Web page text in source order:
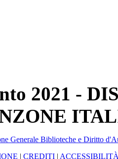
2021 -
Generale Biblioteche e Diritto
| CREDITI |